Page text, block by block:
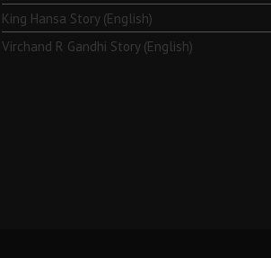
King Hansa Story (English)
Virchand R Gandhi Story (English)